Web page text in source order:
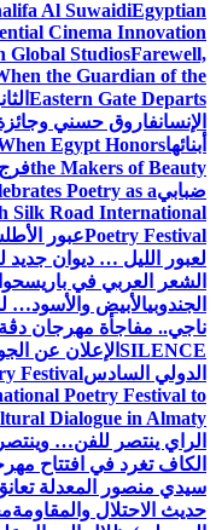
Al SuwaidiEgyptian
Cinema Innovation
Global StudiosFarewell,
the Guardian of the
Eastern Gate Departs
الإنسانفاروق حسني
أبنائهاEgypt Honors
the Makers of Beauty
ضبابيPoetry as a
Silk Road International
Poetry Festivalعبور
لعبور الليل … ديوان
الشعر العربي في باريس
الجندوبيالأبيض والأسود…
ناجي.. مفاجأة مهرجان
SILENCE الإعلان عن
الدولي السادسFestival
Poetry Festival to
Dialogue in Almaty
الراي ينتصر للفن…
الكاف تغرد في افتتاح
سيدي منصور المعدلة
حديث الاحتلال والمقاومة